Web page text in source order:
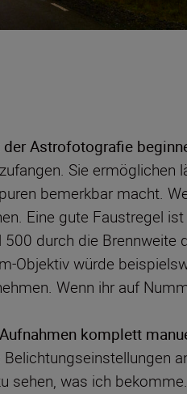
Astrofotografie
Sie
bemerkbar macht.
Eine gute Faustregel
durch die
Objektiv würde
Wenn ihr auf
komplett
was ich